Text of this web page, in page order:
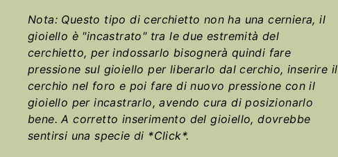
Nota: Questo tipo di cerchietto non ha una cerniera, il
gioiello è "incastrato" tra le due estremità del
cerchietto, per indossarlo bisognerà quindi fare
pressione sul gioiello per liberarlo dal cerchio, inserire il
cerchio nel foro e poi fare di nuovo pressione con il
gioiello per incastrarlo, avendo cura di posizionarlo
bene. A corretto inserimento del gioiello, dovrebbe
sentirsi una specie di *Click*.